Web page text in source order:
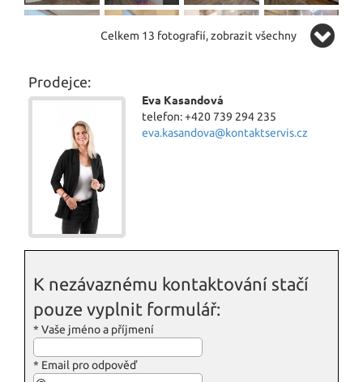
Celkem 13 fotografií, zobrazit všechny
Prodejce:
Eva Kasandová
telefon: +420 739 294 235
eva.kasandova@kontaktservis.cz
K nezávaznému kontaktování stačí
pouze vyplnit formulář:
* Vaše jméno a příjmení
* Email pro odpověď